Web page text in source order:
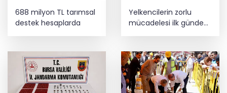
688 milyon TL tarımsal
destek hesaplarda
Yelkencilerin zorlu
mücadelesi ilk günde
nefes kesti